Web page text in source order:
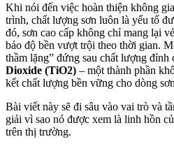
Khi nói đến việc hoàn thiện không
trình, chất lượng sơn luôn là yếu tố
đó, sơn cao cấp không chỉ mang lại
bảo độ bền vượt trội theo thời gian.
thầm lặng” đứng sau chất lượng đỉnh
Dioxide (TiO2) – một thành phần
kết chất lượng bền vững cho dòng
Bài viết này sẽ đi sâu vào vai trò và
giải vì sao nó được xem là linh hồn
trên thị trường.